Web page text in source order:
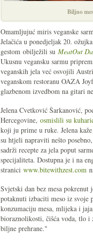
Biljno
Omamljujuć miris veganske
Jelačića u ponedjeljak 20.
gestom obilježili su MeatOut
Ukusnu vegansku sarmu
veganskih jela već osvojili
veganskom restoranu OAZA
glazbenom izvedbom na gitari
Jelena Cvetković Šarkanović,
Hercegovine, osmislili su
koji ju prime u ruke. Jelena
su htjeli napraviti nešto
sadrži recepte za jela poput
specijaliteta. Dostupna je i na
stranici www.bitewithzest.com
Svjetski dan bez mesa
potaknuti izbaciti meso iz svoje
konzumaciju mesa, mlijeka i
bioraznolikosti, čišća voda, tlo i
biljne prehrane."